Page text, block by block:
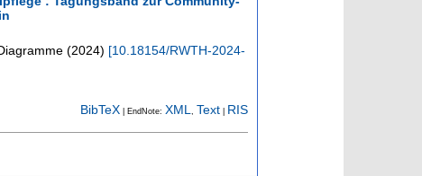
(2024) [10.18154/RWTH-2024-
BibTeX | EndNote: XML Text RIS